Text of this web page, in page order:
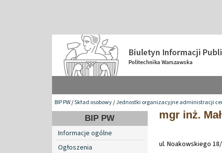
BIP PW/Skład osobowy/Jednostki organizacyjne administracji
BIP PW
Informacje ogólne
Ogłoszenia
mgr inż.
ul. Noakowskiego